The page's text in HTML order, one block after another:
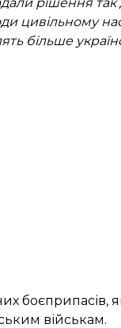
цивільному
більше
боєприпасів,
військам.